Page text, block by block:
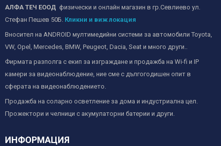
АЛФА ТЕЧ ЕООД физически и онлайн магазин в гр.Севлиево ул.
Стефан Пешев 50Б. Кликни и виж локация
Вносител на ANDROID мултимедийни системи за автомобили Toyota,
VW, Opel, Mercedes, BMW, Peugeot, Dacia, Seat и много други..
Фирмата разполга с екип за изграждане и продажба на Wi-fi и IP
камери за видеонаблюдение, ние сме с дългогодишен опит в
сферата на видеонаблюдението.
Продажба на соларно осветление за дома и индустриална цел.
Прожектори и челници с акумулаторни батерии и други.
ИНФОРМАЦИЯ